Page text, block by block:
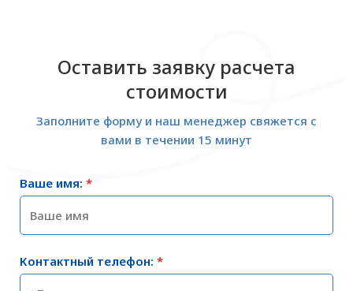
Оставить заявку расчета
стоимости
Заполните форму и наш менеджер свяжется с
вами в течении 15 минут
Ваше имя: *
Контактный телефон: *